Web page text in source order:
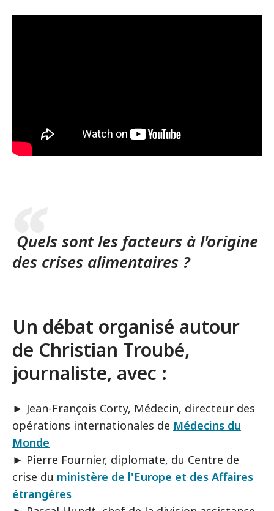
Quels sont les facteurs à l'origine
des crises alimentaires ?
Un débat organisé autour
de Christian Troubé,
journaliste, avec :
► Jean-François Corty, Médecin, directeur des
opérations internationales de Médecins du
Monde
► Pierre Fournier, diplomate, du Centre de
crise du ministère de l'Europe et des Affaires
étrangères